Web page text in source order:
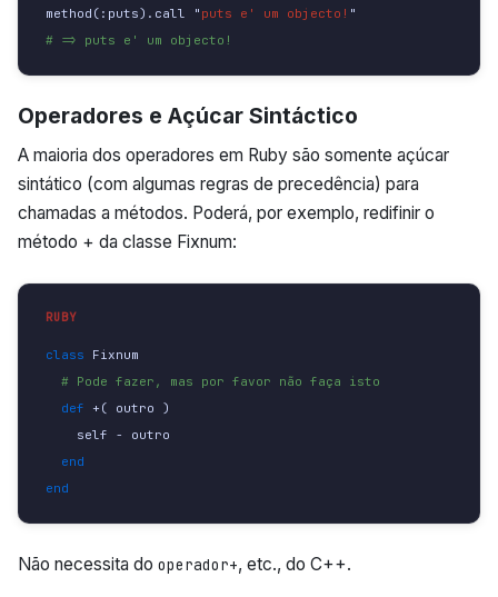
method ( :puts). call " puts e' um objecto! "
# => puts e' um objecto!
Operadores e Açúcar Sintáctico
A maioria dos operadores em Ruby são somente açúcar
sintático (com algumas regras de precedência) para
chamadas a métodos. Poderá, por exemplo, redifinir o
método + da classe Fixnum:
class Fixnum
# Pode fazer, mas por favor não faça isto
def + ( outro
)
self
-
outro
end
end
Não necessita do operador+, etc., do C++.